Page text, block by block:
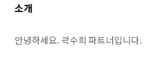
소개
안녕하세요. 곽수희 파트너입니다.